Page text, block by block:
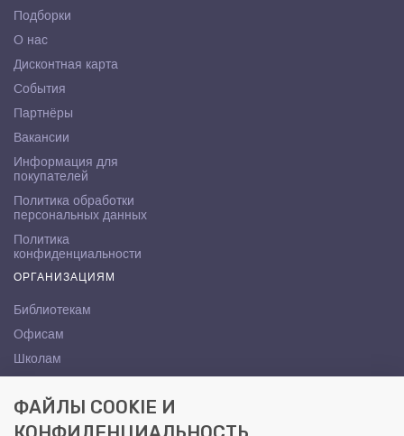
Подборки
О нас
Дисконтная карта
События
Партнёры
Вакансии
Информация для
покупателей
Политика обработки
персональных данных
Политика
конфиденциальности
ОРГАНИЗАЦИЯМ
Библиотекам
Офисам
Школам
КОНТАКТЫ
ФАЙЛЫ COOKIE И